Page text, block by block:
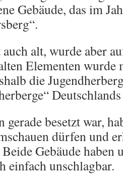
Gebäude, das im
auch alt, wurde aber
Elementen wurde
die
gerade besetzt war,
dürfen und
Gebäude haben
einfach unschlagbar.